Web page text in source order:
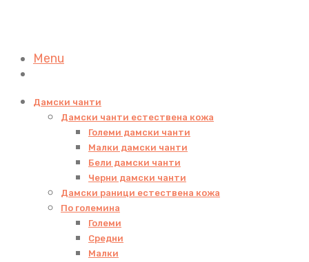
Menu
Дамски чанти
Дамски чанти естествена кожа
Големи дамски чанти
Малки дамски чанти
Бели дамски чанти
Черни дамски чанти
Дамски раници естествена кожа
По големина
Големи
Средни
Малки